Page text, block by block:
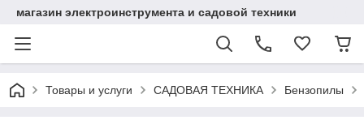
магазин электроинструмента и садовой техники
Товары и услуги САДОВАЯ ТЕХНИКА Бензопилы